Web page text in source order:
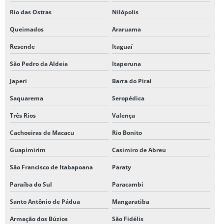
Rio das Ostras Nilópolis
Queimados Araruama
Resende Itaguaí
São Pedro da Aldeia Itaperuna
Japeri Barra do Piraí
Saquarema Seropédica
Três Rios Valença
Cachoeiras de Macacu Rio Bonito
Guapimirim Casimiro de Abreu
São Francisco de Itabapoana Paraty
Paraíba do Sul Paracambi
Santo Antônio de Pádua Mangaratiba
Armação dos Búzios São Fidélis